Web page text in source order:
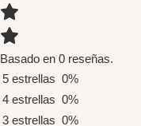
Basado en 0 reseñas.
5 estrellas 0%
4 estrellas 0%
3 estrellas 0%